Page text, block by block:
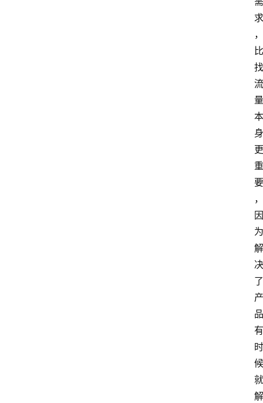
求
，
比
找
流
量
本
身
更
重
要
，
因
为
解
决
了
产
品
有
时
候
就
解